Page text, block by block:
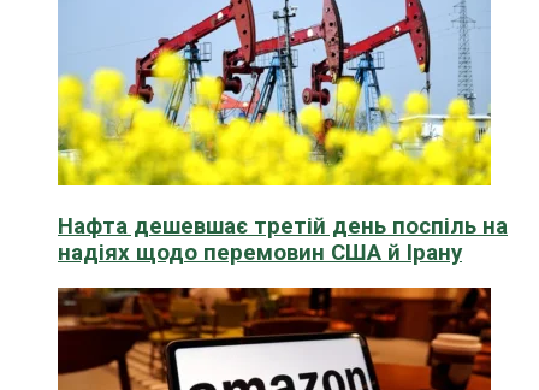
Нафта дешевшає третій день поспіль на
надіях щодо перемовин США й Ірану